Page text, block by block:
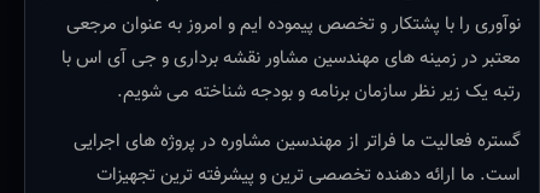
نوآوری را با پشتکار و تخصص پیموده ایم و امروز به عنوان مرجعی
معتبر در زمینه های مهندسین مشاور نقشه برداری و جی آی اس با
رتبه یک زیر نظر سازمان برنامه و بودجه شناخته می شویم.
گستره فعالیت ما فراتر از مهندسین مشاوره در پروژه های اجرایی
است. ما ارائه دهنده تخصصی ترین و پیشرفته ترین تجهیزات